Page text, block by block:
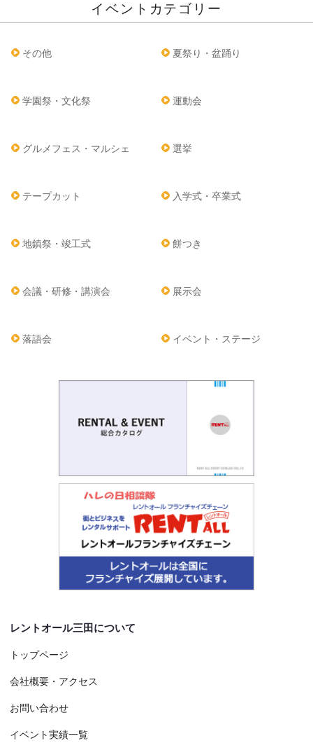
イベントカテゴリー
その他 夏祭り・盆踊り
学園祭・文化祭 運動会
グルメフェス・マルシェ 選挙
テープカット 入学式・卒業式
地鎮祭・竣工式 餅つき
会議・研修・講演会 展示会
落語会 イベント・ステージ
レントオール三田について
トップページ
会社概要・アクセス
お問い合わせ
イベント実績一覧